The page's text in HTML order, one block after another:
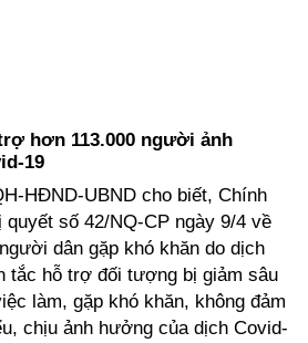
hơn 113.000 người ảnh
19
HĐND-UBND cho biết, Chính
quyết số 42/NQ-CP ngày 9/4 về
dân gặp khó khăn do dịch
tắc hỗ trợ đối tượng bị giảm sâu
làm, gặp khó khăn, không đảm
chịu ảnh hưởng của dịch Covid-